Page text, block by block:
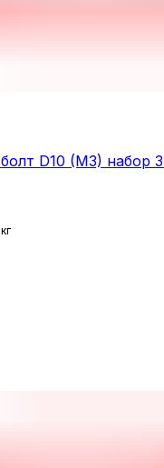
D10 (M3) набор